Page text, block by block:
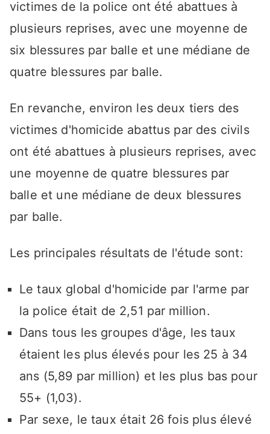
victimes de la police ont été abattues à
plusieurs reprises, avec une moyenne de
six blessures par balle et une médiane de
quatre blessures par balle.
En revanche, environ les deux tiers des
victimes d'homicide abattus par des civils
ont été abattues à plusieurs reprises, avec
une moyenne de quatre blessures par
balle et une médiane de deux blessures
par balle.
Les principales résultats de l'étude sont:
Le taux global d'homicide par l'arme par
la police était de 2,51 par million.
Dans tous les groupes d'âge, les taux
étaient les plus élevés pour les 25 à 34
ans (5,89 par million) et les plus bas pour
55+ (1,03).
Par sexe, le taux était 26 fois plus élevé